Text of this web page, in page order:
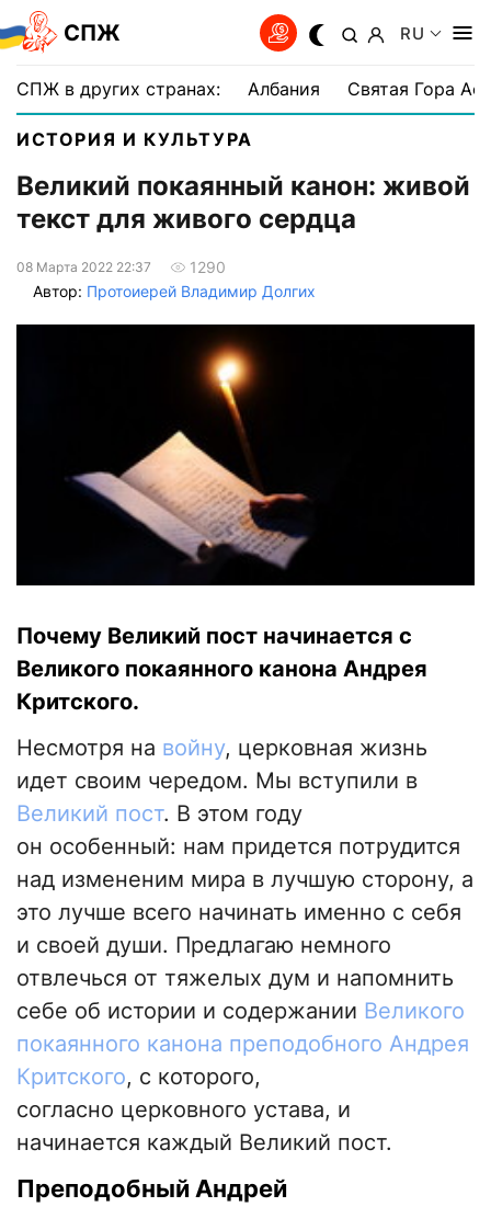
СПЖ RU
СПЖ в других странах: Албания Святая Гора
ИСТОРИЯ И КУЛЬТУРА
Великий покаянный канон: живой
текст для живого сердца
08 Марта 2022 22:37
1290
Автор: Протоиерей Владимир Долгих
Почему Великий пост начинается с
Великого покаянного канона Андрея
Критского.
Несмотря на войну, церковная жизнь
идет своим чередом. Мы вступили в
Великий пост. В этом году
он особенный: нам придется потрудится
над измененим мира в лучшую сторону, а
это лучше всего начинать именно с себя
и своей души. Предлагаю немного
отвлечься от тяжелых дум и напомнить
себе об истории и содержании Великого
покаянного канона преподобного Андрея
Критского, с которого,
согласно церковного устава, и
начинается каждый Великий пост.
Преподобный Андрей